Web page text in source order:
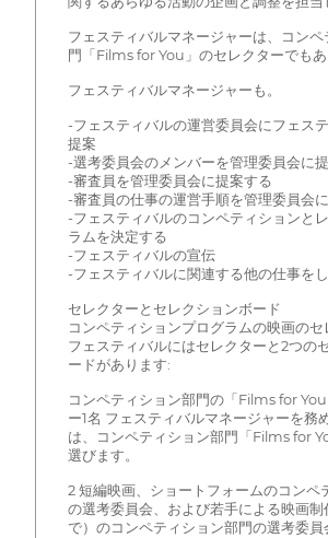
フェスティバルマネージャーは、コン
門「Films for You」のセレクターでもあ
フェスティバルマネージャーも。
-フェスティバルの運営委員会にフェス
提案
-選考委員会のメンバーを管理委員会に提
-審査員を管理委員会に提案する
-審査員の仕事の運営手順を管理委員会
-フェスティバルのコンペティションと
ラムを決定する
-フェスティバルの宣伝
-フェスティバルに関連する他の仕事をし
セレクターとセレクションボード
コンペティションプログラムの映画のセ
フェスティバルにはセレクターと2つの
ードがあります:
コンペティション部門の「Films for
ー1名 フェスティバルマネージャーを務
は、コンペティション部門「Films for
選びます。
2 短編映画、ショートフォームのコンペ
の選考委員会、および若手による映画制
で）のコンペティション部門の選考委員